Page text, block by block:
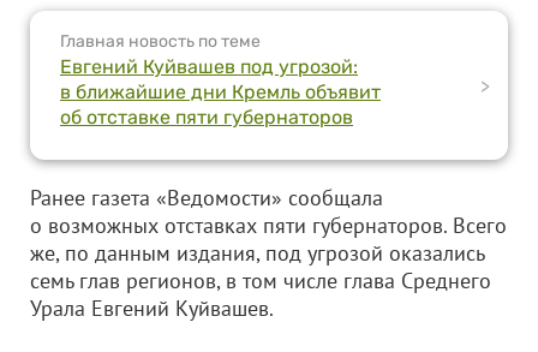
Главная новость по теме
Евгений Куйвашев под угрозой:
в ближайшие дни Кремль объявит
об отставке пяти губернаторов
>
Ранее газета «Ведомости» сообщала
о возможных отставках пяти губернаторов. Всего
же, по данным издания, под угрозой оказались
семь глав регионов, в том числе глава Среднего
Урала Евгений Куйвашев.